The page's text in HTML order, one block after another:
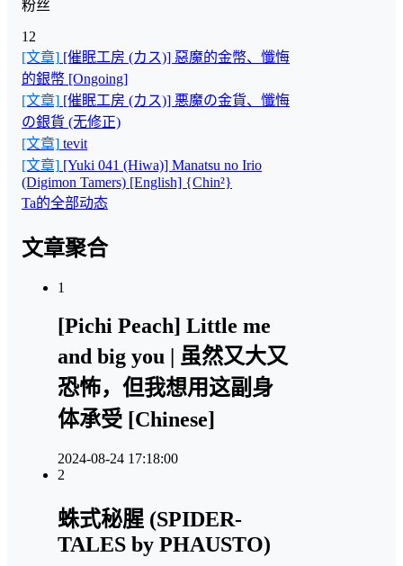
粉丝
12
[文章] [催眠工房 (カス)] 惡魔的金幣、懺悔
的銀幣 [Ongoing]
[文章] [催眠工房 (カス)] 悪魔の金貨、懺悔
の銀貨 (无修正)
[文章] tevit
[文章] [Yuki 041 (Hiwa)] Manatsu no Irio
(Digimon Tamers) [English] {Chin²}
Ta的全部动态
文章聚合
1
[Pichi Peach] Little me
and big you | 虽然又大又
恐怖，但我想用这副身
体承受 [Chinese]
2024-08-24 17:18:00
2
蛛式秘腥 (SPIDER-
TALES by PHAUSTO)